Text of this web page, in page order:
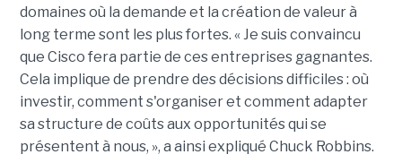
domaines où la demande et la création de valeur à
long terme sont les plus fortes. « Je suis convaincu
que Cisco fera partie de ces entreprises gagnantes.
Cela implique de prendre des décisions difficiles : où
investir, comment s'organiser et comment adapter
sa structure de coûts aux opportunités qui se
présentent à nous, », a ainsi expliqué Chuck Robbins.